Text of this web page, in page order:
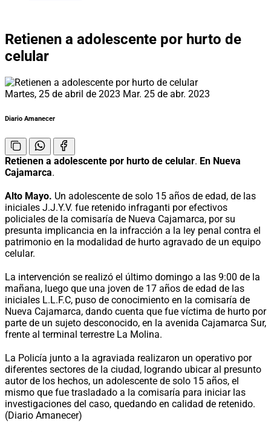
Retienen a adolescente por hurto de
celular
Martes, 25 de abril de 2023 Mar. 25 de abr. 2023
Diario Amanecer
Retienen a adolescente por hurto de celular. En Nueva
Cajamarca.
Alto Mayo. Un adolescente de solo 15 años de edad, de las
iniciales J.J.Y.V. fue retenido infraganti por efectivos
policiales de la comisaría de Nueva Cajamarca, por su
presunta implicancia en la infracción a la ley penal contra el
patrimonio en la modalidad de hurto agravado de un equipo
celular.
La intervención se realizó el último domingo a las 9:00 de la
mañana, luego que una joven de 17 años de edad de las
iniciales L.L.F.C, puso de conocimiento en la comisaría de
Nueva Cajamarca, dando cuenta que fue víctima de hurto por
parte de un sujeto desconocido, en la avenida Cajamarca Sur,
frente al terminal terrestre La Molina.
La Policía junto a la agraviada realizaron un operativo por
diferentes sectores de la ciudad, logrando ubicar al presunto
autor de los hechos, un adolescente de solo 15 años, el
mismo que fue trasladado a la comisaría para iniciar las
investigaciones del caso, quedando en calidad de retenido.
(Diario Amanecer)